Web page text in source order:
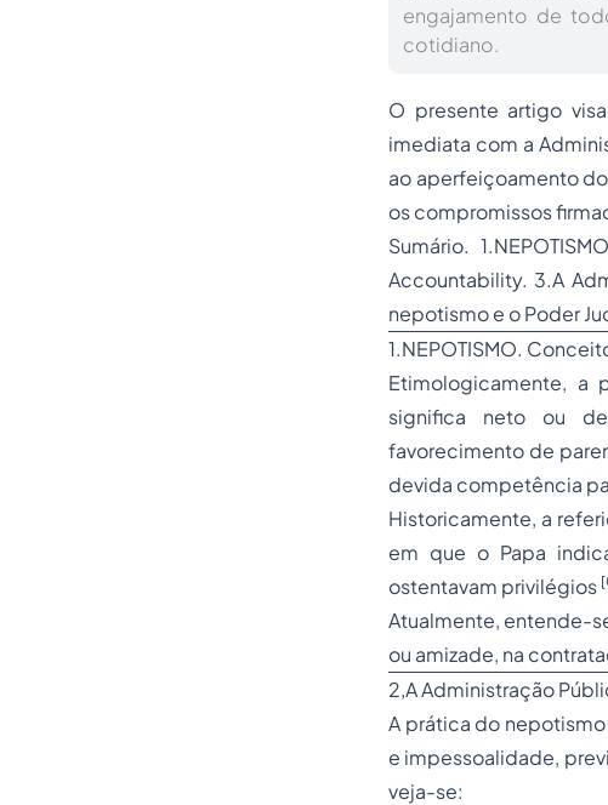
engajamento de
cotidiano.
O presente artigo
imediata com a
ao aperfeiçoamento
os compromissos
Sumário.
Accountability. 3.A
nepotismo e o Poder
1.NEPOTISMO.
Etimologicamente, a
significa neto ou
favorecimento de
devida competência
Historicamente, a
em que o Papa
ostentavam privilégios
Atualmente, entende-
ou amizade, na
2,A Administração
A prática do
e impessoalidade,
veja-se: